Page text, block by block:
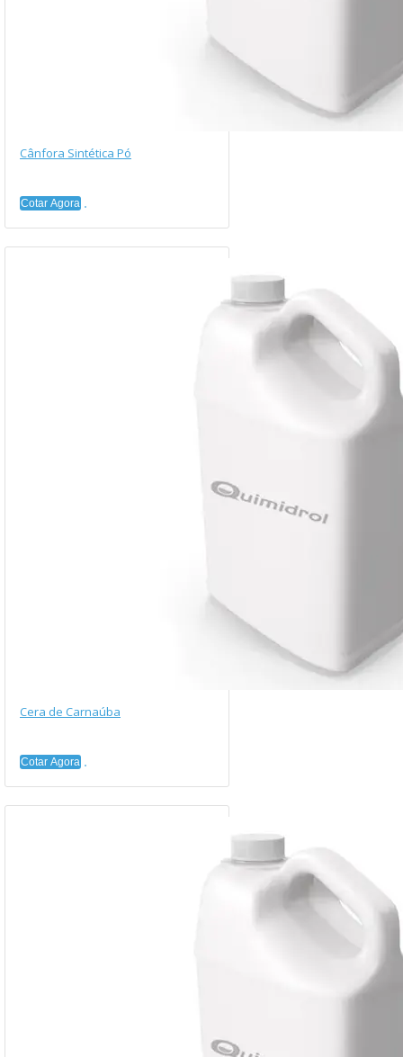
Cânfora Sintética Pó
Cotar Agora
Cera de Carnaúba
Cotar Agora